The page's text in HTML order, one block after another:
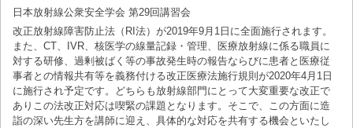
日本放射線公衆安全学会 第29回講習会
改正放射線障害防止法（RI法）が2019年9月1日に全面施行されます。
また、CT、IVR、核医学の線量記録・管理、医療放射線に係る職員に
対する研修、過剰被ばく等の事故発生時の報告ならびに患者と医療従
事者との情報共有等を義務付ける改正医療法施行規則が2020年4月1日
に施行され予定です。どちらも放射線部門にとって大変重要な改正で
ありこの法改正対応は喫緊の課題となります。そこで、この方面に造
詣の深い先生方を講師に迎え、具体的な対応を共有する機会といたし